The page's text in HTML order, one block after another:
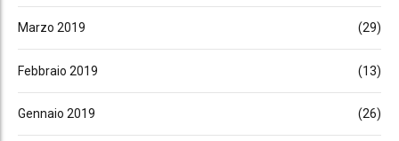
Marzo 2019 (29)
Febbraio 2019 (13)
Gennaio 2019 (26)